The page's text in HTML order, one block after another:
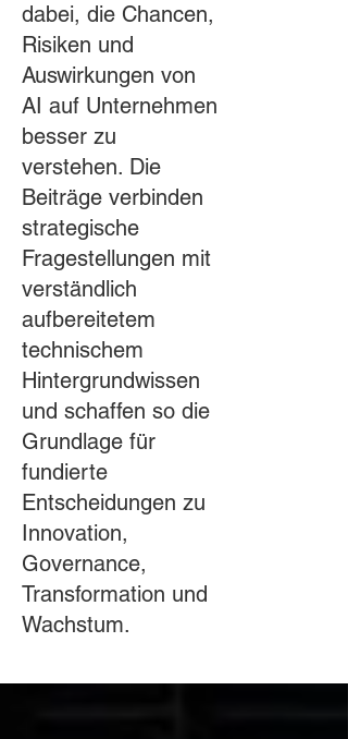
dabei, die Chancen,
Risiken und
Auswirkungen von
AI auf Unternehmen
besser zu
verstehen. Die
Beiträge verbinden
strategische
Fragestellungen mit
verständlich
aufbereitetem
technischem
Hintergrundwissen
und schaffen so die
Grundlage für
fundierte
Entscheidungen zu
Innovation,
Governance,
Transformation und
Wachstum.